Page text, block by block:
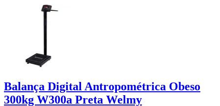
Balança Digital Antropométrica Obeso
300kg W300a Preta Welmy